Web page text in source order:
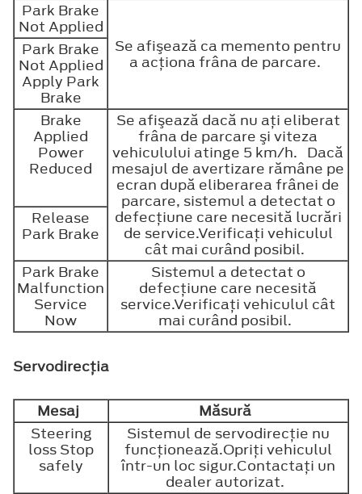
Park Brake
Not Applied
Se afişează ca memento pentru
a acţiona frâna de parcare.
Park Brake
Not Applied
Apply Park
Brake
Brake
Applied
Power
Reduced
Se afişează dacă nu aţi eliberat
frâna de parcare şi viteza
vehiculului atinge 5 km/h. Dacă
mesajul de avertizare rămâne pe
ecran după eliberarea frânei de
parcare, sistemul a detectat o
defecţiune care necesită lucrări
de service.Verificaţi vehiculul
cât mai curând posibil.
Release
Park Brake
Park Brake
Malfunction
Service
Now
Sistemul a detectat o
defecţiune care necesită
service.Verificaţi vehiculul cât
mai curând posibil.
Servodirecţia
Mesaj
Măsură
Steering
loss Stop
safely
Sistemul de servodirecţie nu
funcţionează.Opriţi vehiculul
într-un loc sigur.Contactaţi un
dealer autorizat.